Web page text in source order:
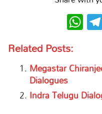
Related Posts:
Megastar
Dialogues
Indra Telugu